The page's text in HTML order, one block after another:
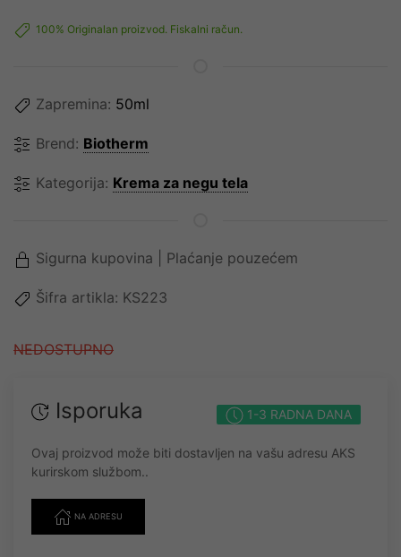
100% Originalan proizvod. Fiskalni račun.
Zapremina: 50ml
Brend: Biotherm
Kategorija: Krema za negu tela
Sigurna kupovina | Plaćanje pouzećem
Šifra artikla: KS223
NEDOSTUPNO
1-3 RADNA DANA
Isporuka
Ovaj proizvod može biti dostavljen na vašu adresu AKS
kurirskom službom..
NA ADRESU